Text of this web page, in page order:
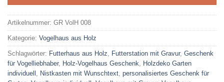
Artikelnummer: GR VolH 008
Kategorie: Vogelhaus aus Holz
Schlagwörter: Futterhaus aus Holz, Futterstation mit Gravur, Geschenk
für Vogelliebhaber, Holz-Vogelhaus Geschenk, Holzdeko Garten
individuell , Nistkasten mit Wunschtext, personalisiertes Geschenk für